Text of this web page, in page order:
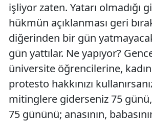
işliyor zaten. Yatarı olmadığı
hükmün açıklanması geri
diğerinden bir gün
gün yattılar. Ne yapıyor?
üniversite öğrencilerine,
protesto hakkınızı
mitinglere giderseniz 75 günü,
75 gününü; anasının,